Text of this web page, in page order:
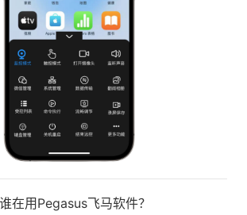
谁在用Pegasus飞马软件？